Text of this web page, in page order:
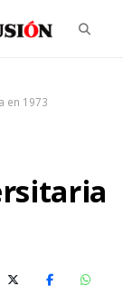
en 1973
X (Twitter)Facebook